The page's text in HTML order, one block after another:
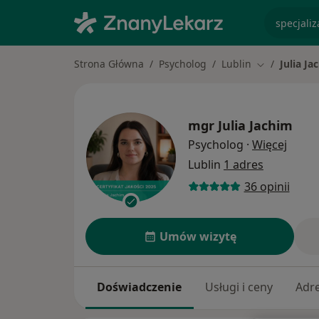
Strona Główna Psycholog Lublin ZmieńJulia
mgr Julia Jachim
Psycholog · Więcej
Lublin 1 adres
36 opinii
Umów wizytę
Doświadczenie Usługi i ceny